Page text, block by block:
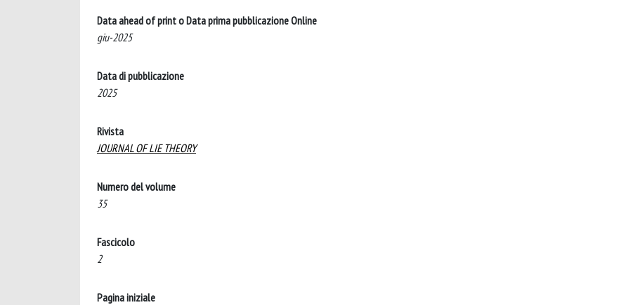
Data ahead of print o Data prima pubblicazione Online
giu-2025
Data di pubblicazione
2025
Rivista
JOURNAL OF LIE THEORY
Numero del volume
35
Fascicolo
2
Pagina iniziale